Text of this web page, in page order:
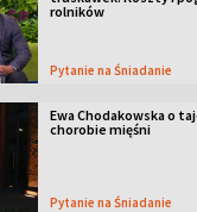
rolników
Pytanie na Śniadanie
Ewa Chodakowska o
chorobie mięśni
Pytanie na Śniadanie